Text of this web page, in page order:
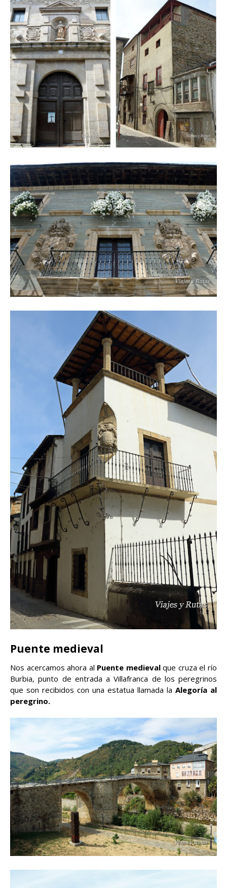
Puente medieval
Nos acercamos ahora al Puente medievalque cruza el río
Burbia, punto de entrada a Villafranca de los peregrinos
que son recibidos con una estatua llamada la Alegoría al
peregrino.